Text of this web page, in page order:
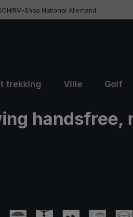
Shop National Allemand
trekking Ville Golf
handsfree,